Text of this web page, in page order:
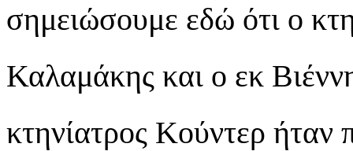
σημειώσουμε εδώ ότι ο
Καλαμάκης και ο εκ
κτηνίατρος Κούντερ ήταν